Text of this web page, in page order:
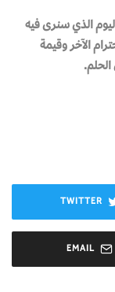
الذي سنرى فيه
الآخر وقيمة
الحلم.
TWITTER
EMAIL